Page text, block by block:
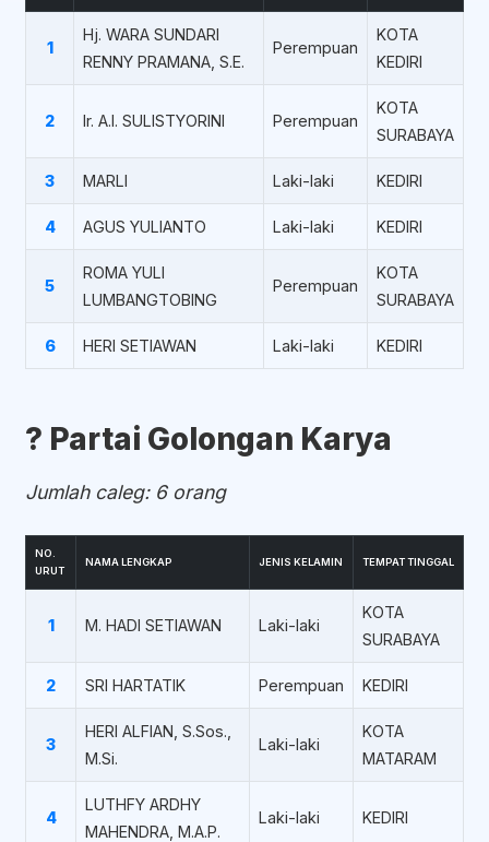
1
Hj. WARA SUNDARI
RENNY PRAMANA, S.E.
Perempuan
KOTA
KEDIRI
2 Ir. A.I. SULISTYORINI Perempuan
KOTA
SURABAYA
3 MARLI Laki-laki KEDIRI
4 AGUS YULIANTO Laki-laki KEDIRI
5
ROMA YULI
LUMBANGTOBING
Perempuan
KOTA
SURABAYA
6 HERI SETIAWAN Laki-laki KEDIRI
?️ Partai Golongan Karya
Jumlah caleg: 6 orang
NO.
URUT
NAMA LENGKAP JENIS KELAMIN TEMPAT TINGGAL
1 M. HADI SETIAWAN Laki-laki
KOTA
SURABAYA
2 SRI HARTATIK Perempuan KEDIRI
3
HERI ALFIAN, S.Sos.,
M.Si.
Laki-laki
KOTA
MATARAM
4
LUTHFY ARDHY
MAHENDRA, M.A.P.
Laki-laki KEDIRI